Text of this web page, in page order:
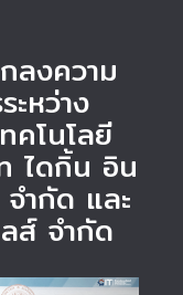
ลงความ
ะหว่าง
คโนโลยี
ไดกิ้น อิน
ำกัด และ
ส์ จำกัด